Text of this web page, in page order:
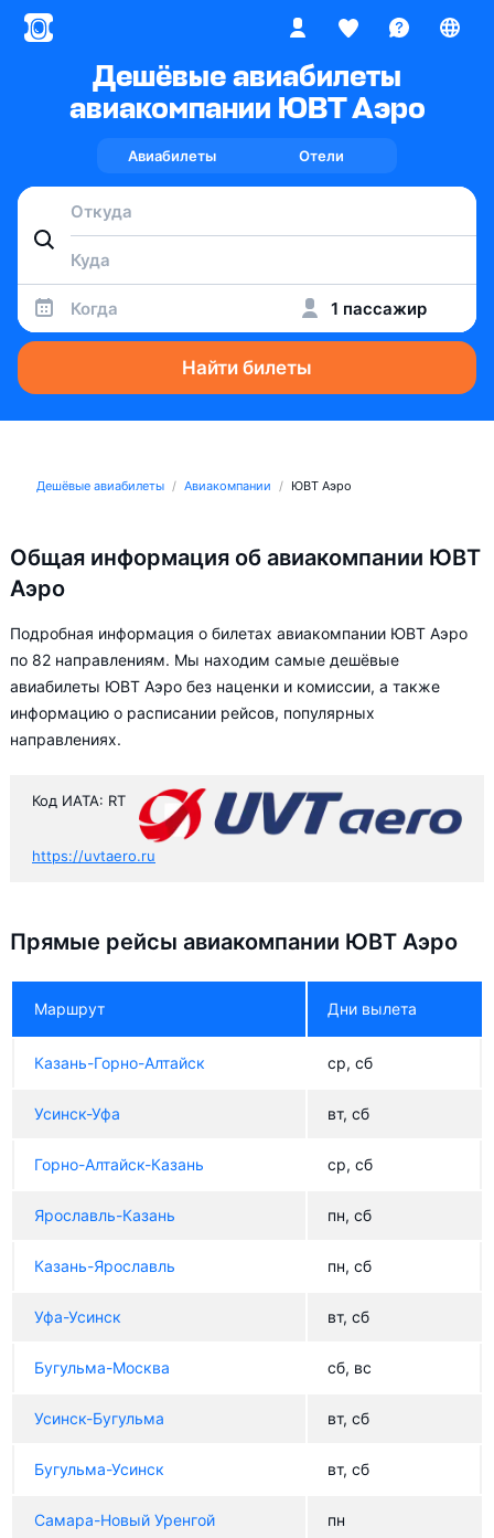
Дешёвые авиабилеты
авиакомпании ЮВТ Аэро
Авиабилеты Отели
Когда 1 пассажир
Найти билеты
Дешёвые авиабилеты Авиакомпании ЮВТ Аэро
Общая информация об авиакомпании ЮВТ
Аэро
Подробная информация о билетах авиакомпании ЮВТ Аэро
по 82 направлениям. Мы находим самые дешёвые
авиабилеты ЮВТ Аэро без наценки и комиссии, а также
информацию о расписании рейсов, популярных
направлениях.
Код ИАТА: RT
https://uvtaero.ru
Прямые рейсы авиакомпании ЮВТ Аэро
Маршрут Дни вылета
Казань-Горно-Алтайск ср, сб
Усинск-Уфа вт, сб
Горно-Алтайск-Казань ср, сб
Ярославль-Казань пн, сб
Казань-Ярославль пн, сб
Уфа-Усинск вт, сб
Бугульма-Москва сб, вс
Усинск-Бугульма вт, сб
Бугульма-Усинск вт, сб
Самара-Новый Уренгой пн